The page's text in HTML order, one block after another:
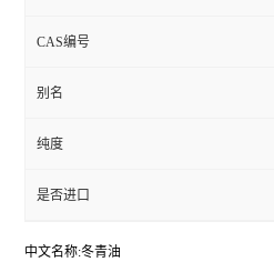
CAS编号
别名
纯度
是否进口
中文名称:冬青油